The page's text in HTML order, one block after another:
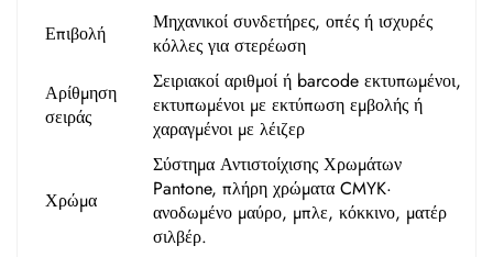
Επιβολή
Μηχανικοί συνδετήρες, οπές ή ισχυρές
κόλλες για στερέωση
Αρίθμηση
σειράς
Σειριακοί αριθμοί ή barcode εκτυπωμένοι,
εκτυπωμένοι με εκτύπωση εμβολής ή
χαραγμένοι με λέιζερ
Χρώμα
Σύστημα Αντιστοίχισης Χρωμάτων
Pantone, πλήρη χρώματα CMYK·
ανοδωμένο μαύρο, μπλε, κόκκινο, ματέρ
σιλβέρ.